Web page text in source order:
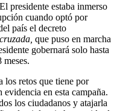
presidente estaba inmerso
cuando optó por
país el decreto
que puso en marcha
gobernará solo hasta
los retos que tiene por
en esta campaña.
los ciudadanos y atajarla